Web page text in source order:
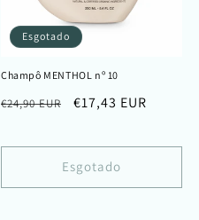
Esgotado
Champô MENTHOL nº 10
Preço
€24,90 EUR
Preço
saldo
€17,43 EUR
Esgotado